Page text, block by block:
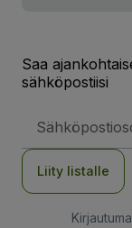
Saa
sähköpostiisi
Liity listalle